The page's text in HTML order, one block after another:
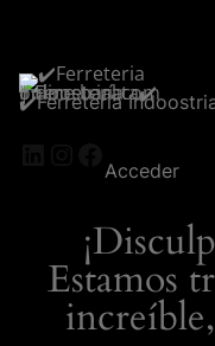
✔️Ferreteria
LinkedIn
Instagram
Facebook
Acceder
Estamos